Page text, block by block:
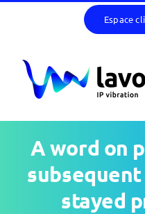
Espace
A word on
stayed